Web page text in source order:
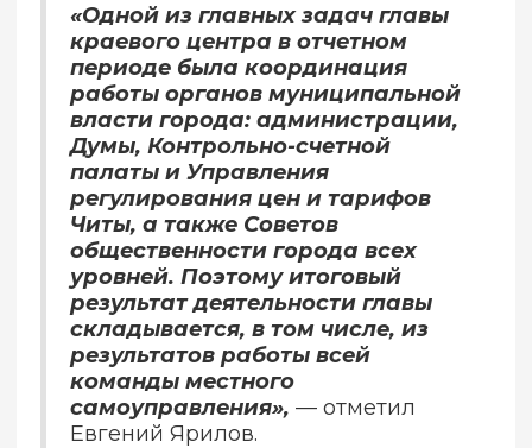
«Одной из главных задач главы
краевого центра в отчетном
периоде была координация
работы органов муниципальной
власти города: администрации,
Думы, Контрольно-счетной
палаты и Управления
регулирования цен и тарифов
Читы, а также Советов
общественности города всех
уровней. Поэтому итоговый
результат деятельности главы
складывается, в том числе, из
результатов работы всей
команды местного
самоуправления», — отметил
Евгений Ярилов.